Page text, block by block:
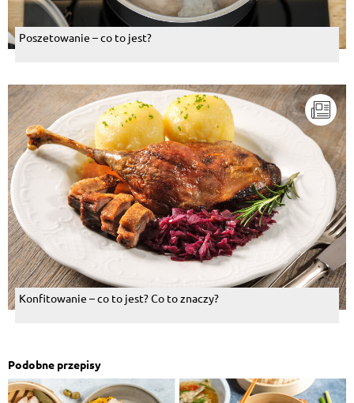
Poszetowanie – co to jest?
Konfitowanie – co to jest? Co to znaczy?
Podobne przepisy